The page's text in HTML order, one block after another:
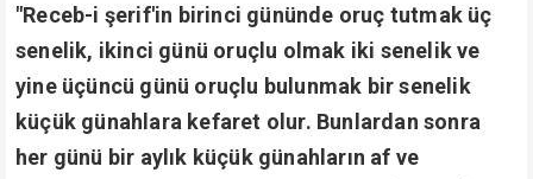
"Receb-i şerif'in birinci gününde oruç tutmak üç
senelik, ikinci günü oruçlu olmak iki senelik ve
yine üçüncü günü oruçlu bulunmak bir senelik
küçük günahlara kefaret olur. Bunlardan sonra
her günü bir aylık küçük günahların af ve